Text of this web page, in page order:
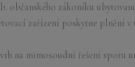
občanského zákoníku
zařízení poskytne plnění v
na mimosoudní řešení sporu